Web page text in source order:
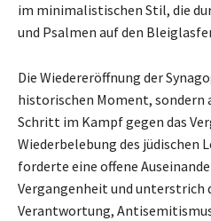
im minimalistischen Stil, die
und Psalmen auf den
Die Wiedereröffnung der
historischen Moment, sondern
Schritt im Kampf gegen das
Wiederbelebung des jüdischen
forderte eine offene
Vergangenheit und unterstrich
Verantwortung,